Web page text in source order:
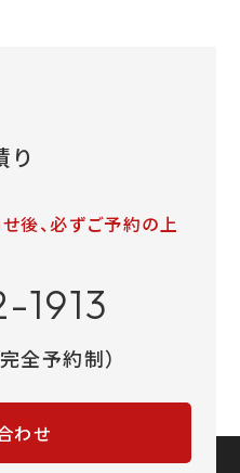
見積り
り
後、必ずご予約の上
1913
全予約制）
わせ